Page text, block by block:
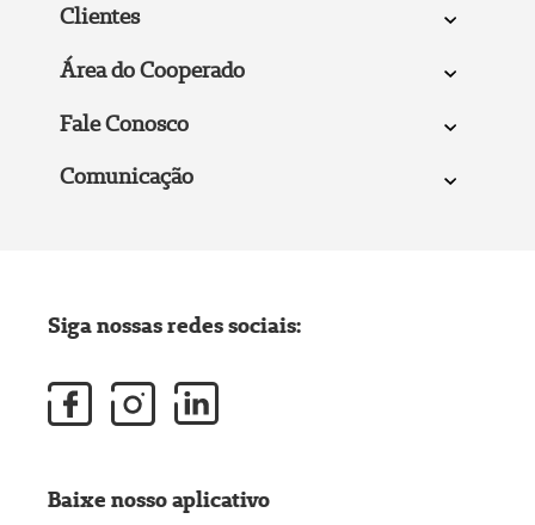
Clientes
Área do Cooperado
Fale Conosco
Comunicação
Siga nossas redes sociais:
Baixe nosso aplicativo